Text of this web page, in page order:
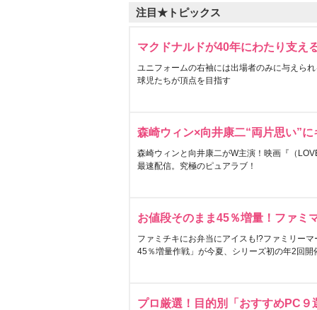
注目★トピックス
マクドナルドが40年にわたり支え
ユニフォームの右袖には出場者のみに与えら
球児たちが頂点を目指す
森崎ウィン×向井康二“両片思い”
森崎ウィンと向井康二がW主演！映画『（
最速配信。究極のピュアラブ！
お値段そのまま45％増量！ファミ
ファミチキにお弁当にアイスも!?ファミリー
45％増量作戦」が今夏、シリーズ初の年2回開
プロ厳選！目的別「おすすめPC９